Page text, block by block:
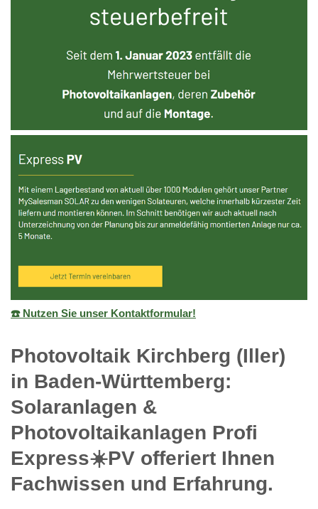
☎️ Nutzen Sie unser Kontaktformular!
Photovoltaik Kirchberg (Iller)
in Baden-Württemberg:
Solaranlagen &
Photovoltaikanlagen Profi
Express☀️PV️ offeriert Ihnen
Fachwissen und Erfahrung.